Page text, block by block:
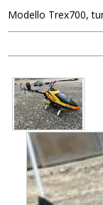
Modello Trex700,